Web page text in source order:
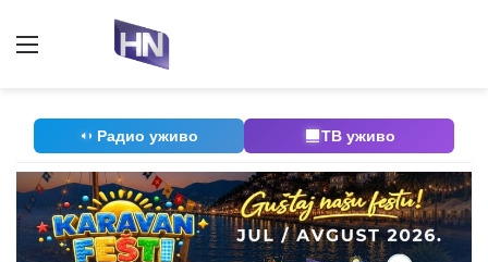
Мени
Радио уживо ТВ уживо